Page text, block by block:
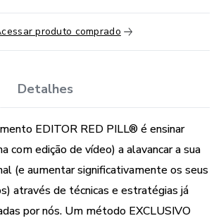
alcançar resultados já nas primeiras
de possibilidades infinitas, de
Esta é a nossa principal missão!
Seja um EDITOR RED PILL ®!
produto comprado
Detalhes
EDITOR RED PILL® é ensinar
com edição de vídeo) a alavancar a sua
(e aumentar significativamente os seus
através de técnicas e estratégias já
por nós. Um método EXCLUSIVO